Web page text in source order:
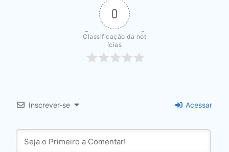
0
Classificação da not
ícias
Inscrever-se Acessar